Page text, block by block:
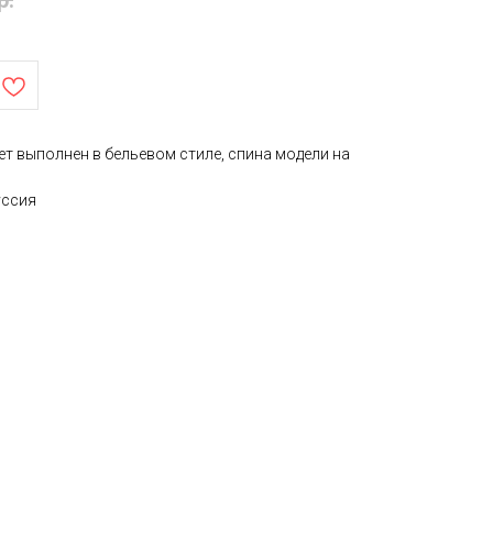
выполнен в бельевом стиле, спина модели на